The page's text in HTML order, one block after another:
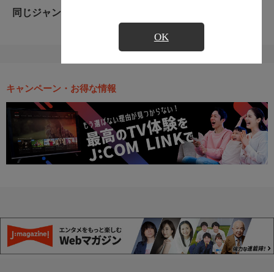
OK
同じジャンルのおすすめ番組
キャンペーン・お得な情報